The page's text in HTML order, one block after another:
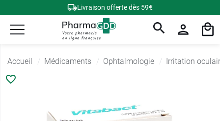
Livraison offerte dès 59€
Accueil Médicaments Ophtalmologie Irritation